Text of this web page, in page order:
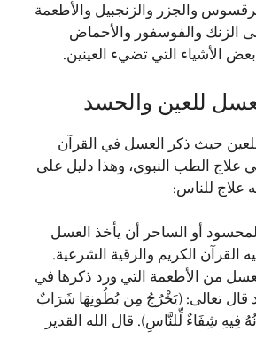
والجزر والزنجبيل والأطعمة
الزنك والفوسفور والأحماض
الأشياء التي تضيء العينين.
للعين والحسد
حيث ذكر العسل في القرآن
علاج الطب النبوي، وهذا دليل على
علاج للناس:
أو الساحر أن يأخذ العسل
القرآن الكريم والرقية الشرعية.
من الأطعمة التي ورد ذكرها في
قال تعالى: (يَخْرُجُ مِن بُطُونِهَا شَرَابٌ
فِيهِ شِفَاءٌ لِّلنَّاسِ). قال الله القدير